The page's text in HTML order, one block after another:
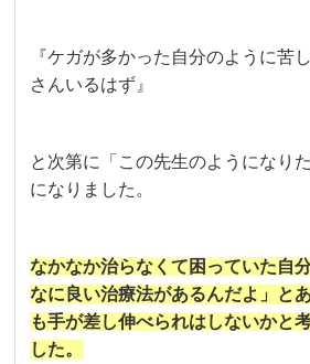
『ケガが多かった自分のように苦
さんいるはず』
と次第に「この先生のようになり
になりました。
なかなか治らなくて困っていた自
なに良い治療法があるんだよ」と
も手が差し伸べられはしないかと
した。